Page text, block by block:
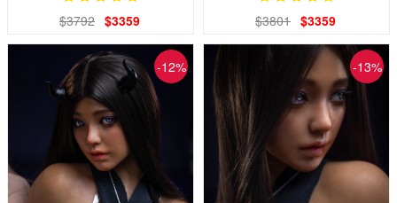
$3792 $3359 $3801 $3359
-12% -13%